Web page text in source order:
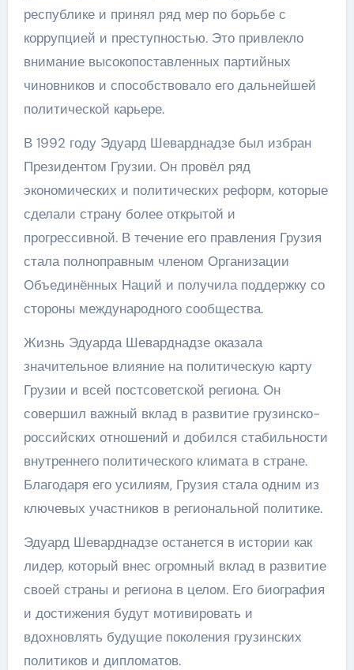
республике и принял ряд мер по борьбе с
коррупцией и преступностью. Это привлекло
внимание высокопоставленных партийных
чиновников и способствовало его дальнейшей
политической карьере.
В 1992 году Эдуард Шеварднадзе был избран
Президентом Грузии. Он провёл ряд
экономических и политических реформ, которые
сделали страну более открытой и
прогрессивной. В течение его правления Грузия
стала полноправным членом Организации
Объединённых Наций и получила поддержку со
стороны международного сообщества.
Жизнь Эдуарда Шеварднадзе оказала
значительное влияние на политическую карту
Грузии и всей постсоветской региона. Он
совершил важный вклад в развитие грузинско-
российских отношений и добился стабильности
внутреннего политического климата в стране.
Благодаря его усилиям, Грузия стала одним из
ключевых участников в региональной политике.
Эдуард Шеварднадзе останется в истории как
лидер, который внес огромный вклад в развитие
своей страны и региона в целом. Его биография
и достижения будут мотивировать и
вдохновлять будущие поколения грузинских
политиков и дипломатов.